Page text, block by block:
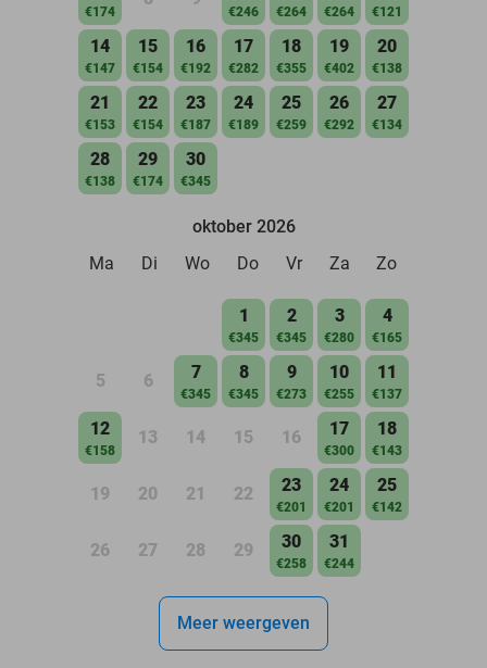
€174 €246 €264 €264 €121
14
€147
15
€154
16
€192
17
€282
18
€355
19
€402
20
€138
21
€153
22
€154
23
€187
24
€189
25
€259
26
€292
27
€134
28
€138
29
€174
30
€345
oktober 2026
Ma
Di Wo Do Vr Za Zo
1
€345
2
€345
3
€280
4
€165
5 6 7
€345
8
€345
9
€273
10
€255
11
€137
12
€158
13 14 15 16 17
€300
18
€143
19 20 21 22 23
€201
24
€201
25
€142
26 27 28 29 30
€258
31
€244
Meer weergeven